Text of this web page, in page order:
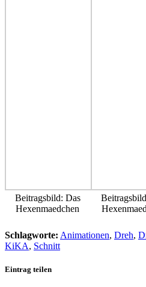
Beitragsbild: Das
Hexenmaedchen
Schlagworte: Animationen, Dreh,
KiKA, Schnitt
Eintrag teilen